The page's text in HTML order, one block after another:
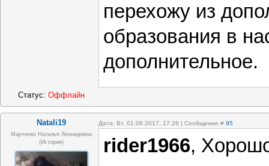
перехожу из
образования в
дополнительное.
Статус: Оффлайн
Natali19 Дата: Вт, 01.08.2017, 17:26 | Сообщение # 95
Марченко Наталья Леонидовна
(история)
rider1966,